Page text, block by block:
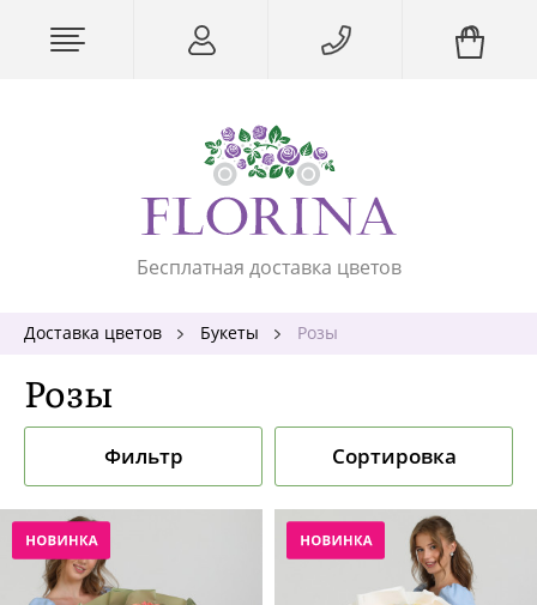
Бесплатная доставка цветов
Доставка цветов Букеты Розы
Розы
Фильтр Сортировка